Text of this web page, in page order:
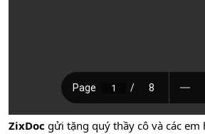
ZixDoc gửi tặng quý thầy cô và các em